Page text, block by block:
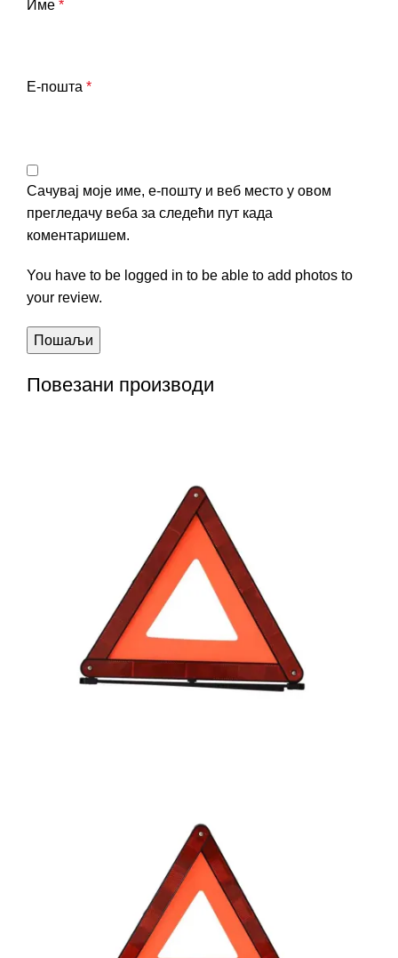
Име *
Е-пошта *
Сачувај моје име, е-пошту и веб место у овом
прегледачу веба за следећи пут када
коментаришем.
You have to be logged in to be able to add photos to
your review.
Повезани производи